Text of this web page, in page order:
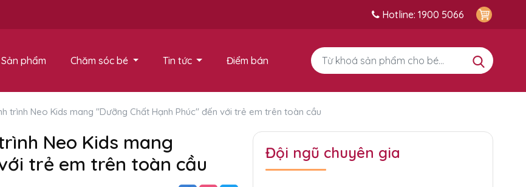
Hotline: 1900 5066
Sản phẩm Chăm sóc bé Tin tức Điểm bán
trình Neo Kids mang "Dưỡng Chất Hạnh Phúc" đến với trẻ em trên toàn cầu
Neo Kids mang
trẻ em trên toàn cầu
Đội ngũ chuyên gia